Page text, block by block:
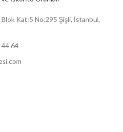
Kat:5 No:295 Şişli, İstanbul,
64